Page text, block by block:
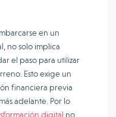
en un
no solo implica
el paso para utilizar
Esto exige un
financiera previa
adelante. Por lo
digital no